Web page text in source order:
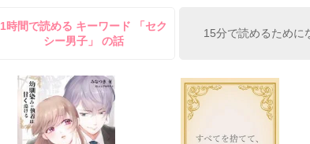
作品を読む
鷹哉『宜しくな、俺の雛子』🦅
雛子『俺の……ひぃ、雛子？！！！』🐥
シゴデキで冷徹な上司が見せる素顔は、なぜか想像以上
※表紙も作中使用の画像も全てフリー素材です。
※執筆期間2026.6.3〜7.20完結です。
1時間で読める キーワード 「セク
シー男子」 の話
15分で読めるために